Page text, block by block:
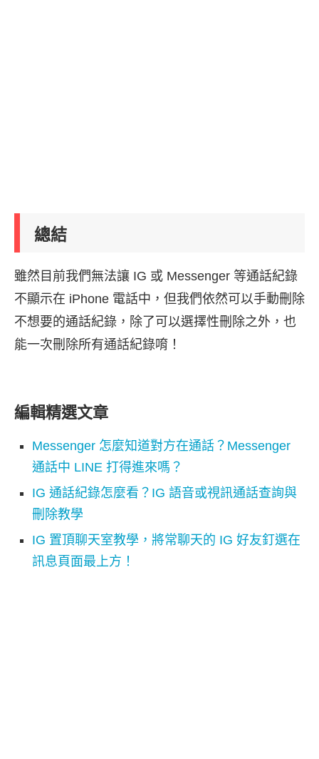
總結
雖然目前我們無法讓 IG 或 Messenger 等通話紀錄
不顯示在 iPhone 電話中，但我們依然可以手動刪除
不想要的通話紀錄，除了可以選擇性刪除之外，也
能一次刪除所有通話紀錄唷！
編輯精選文章
Messenger 怎麼知道對方在通話？Messenger
通話中 LINE 打得進來嗎？
IG 通話紀錄怎麼看？IG 語音或視訊通話查詢與
刪除教學
IG 置頂聊天室教學，將常聊天的 IG 好友釘選在
訊息頁面最上方！